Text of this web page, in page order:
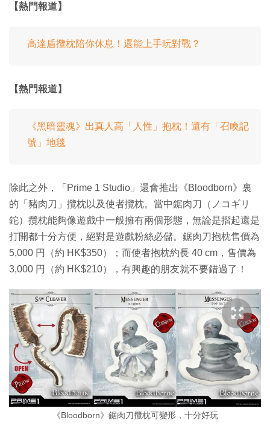
【熱門報道】
高達盾攬枕陪你休息！還能上手玩對戰？
【熱門報道】
《黑暗靈魂》出真人高「人性」抱枕！還有「召喚記
號」地毯
除此之外，「Prime 1 Studio」還會推出《Bloodborn》裏
的「豬肉刀」攬枕以及使者攬枕。當中鋸肉刀（ノコギリ
鉈）攬枕能夠像遊戲中一般擁有兩個形態，無論是摺起還是
打開都十分方便，絕對是遊戲粉絲必儲。鋸肉刀抱枕售價為
5,000 円（約 HK$350）；而使者抱枕約長 40 cm，售價為
3,000 円（約 HK$210），有興趣的朋友就不要錯過了！
《Bloodborn》鋸肉刀攬枕可變形，十分好玩